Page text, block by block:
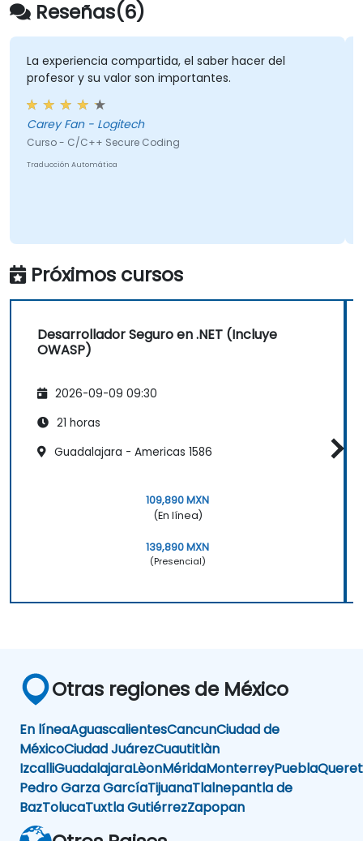
Reseñas(6)
La experiencia compartida, el saber hacer del
profesor y su valor son importantes.
Carey Fan - Logitech
Curso - C/C++ Secure Coding
Traducción Automática
Próximos cursos
Desarrollador Seguro en .NET (Incluye
OWASP)
2026-09-09 09:30
21 horas
Guadalajara - Americas 1586
109,890 MXN
(En línea)
139,890 MXN
(Presencial)
Otras regiones de México
En líneaAguascalientesCancunCiudad de
MéxicoCiudad JuárezCuautitlàn
IzcalliGuadalajaraLèonMéridaMonterreyPuebla
Pedro Garza GarcíaTijuanaTlalnepantla de
BazTolucaTuxtla GutiérrezZapopan